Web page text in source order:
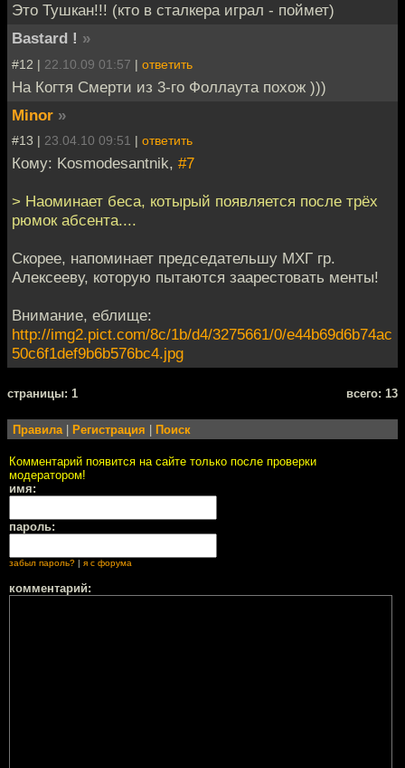
Это Тушкан!!! (кто в сталкера играл - поймет)
Bastard ! »
#12 | 22.10.09 01:57 | ответить
На Когтя Смерти из 3-го Фоллаута похож )))
Minor »
#13 | 23.04.10 09:51 | ответить
Кому: Kosmodesantnik, #7
> Наоминает беса, котырый появляется после трёх
рюмок абсента....
Скорее, напоминает председательшу МХГ гр.
Алексееву, которую пытаются заарестовать менты!
Внимание, еблище:
http://img2.pict.com/8c/1b/d4/3275661/0/e44b69d6b74ac
50c6f1def9b6b576bc4.jpg
cтраницы: 1 всего: 13
Правила | Регистрация | Поиск
Комментарий появится на сайте только после проверки
модератором!
имя:
пароль:
забыл пароль? | я с форума
комментарий: